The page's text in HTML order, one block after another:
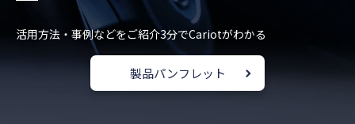
活用方法・事例などをご紹介3分でCariotがわかる
製品パンフレット